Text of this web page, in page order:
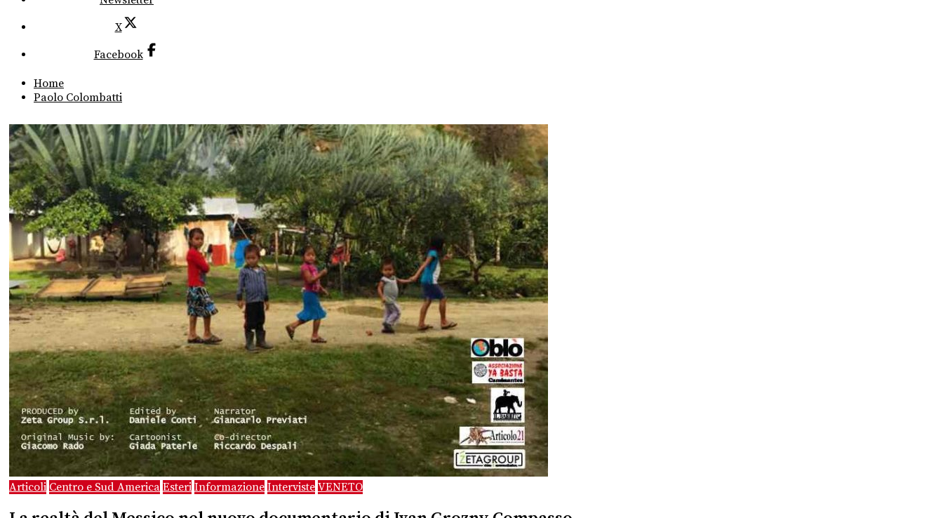
X
Facebook
Home
Paolo Colombatti
Articoli Centro e Sud America Esteri Informazione Interviste VENETO